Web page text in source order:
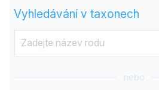
Vyhledávání v taxonech
nebo